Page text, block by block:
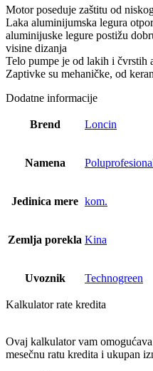
Motor poseduje zaštitu od
Laka aluminijumska legura
aluminijuske legure postižu
visine dizanja
Telo pumpe je od lakih i čvrstih
Zaptivke su mehaničke, od
Dodatne informacije
Brend Loncin
Namena
Jedinica mere kom.
Zemlja porekla Kina
Uvoznik Technogreen
Kalkulator rate kredita
Ovaj kalkulator vam
mesečnu ratu kredita i ukupan